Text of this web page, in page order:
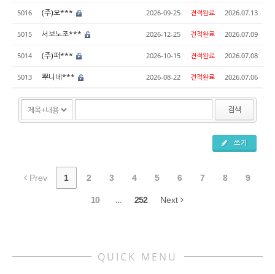
5016 (주)오*** 2026-09-25 견적완료 2026.07.13
5015 서보노조*** 2026-12-25 견적완료 2026.07.09
5014 (주)퍼*** 2026-10-15 견적완료 2026.07.08
5013 뿌니네*** 2026-08-22 견적완료 2026.07.06
검색
쓰기
Prev 1 2 3 4 5 6 7 8 9
10 ... 252 Next
QUICK MENU